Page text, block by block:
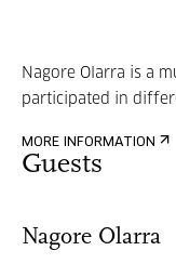
Nagore Olarra is a
participated in
MORE INFORMATION
Guests
Nagore Olarra